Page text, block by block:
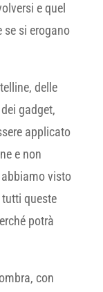
e quel
se si erogano
delle
gadget,
applicato
e non
abbiamo visto
queste
potrà
con